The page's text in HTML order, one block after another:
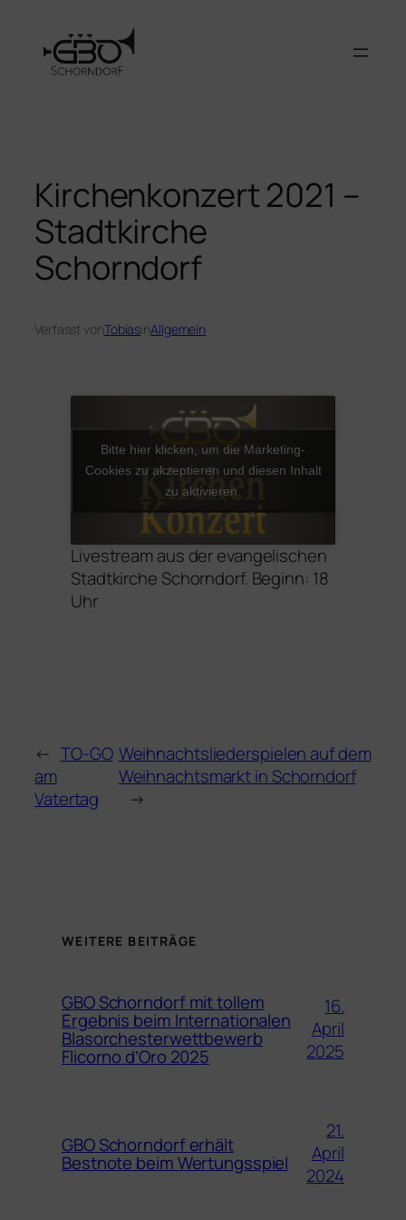
springen
Kirchenkonzert 2021 –
Stadtkirche
Schorndorf
Verfasst vonTobiasinAllgemein
Bitte hier klicken, um die Marketing-
Cookies zu akzeptieren und diesen Inhalt
zu aktivieren.
Livestream aus der evangelischen
Stadtkirche Schorndorf. Beginn: 18
Uhr
← TO-GO
am
Vatertag
Weihnachtsliederspielen auf dem
Weihnachtsmarkt in Schorndorf
→
WEITERE BEITRÄGE
GBO Schorndorf mit tollem
Ergebnis beim Internationalen
Blasorchesterwettbewerb
Flicorno d’Oro 2025
16.
April
2025
GBO Schorndorf erhält
Bestnote beim Wertungsspiel
21.
April
2024